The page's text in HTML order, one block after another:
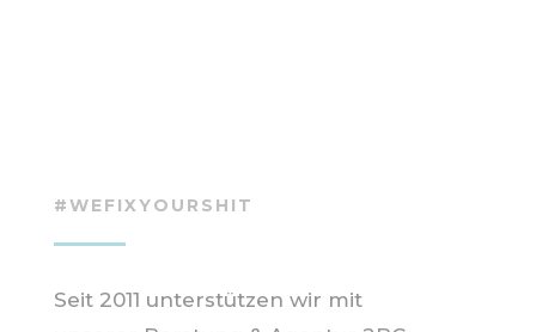
#WEFIXYOURSHIT
Seit 2011 unterstützen wir mit